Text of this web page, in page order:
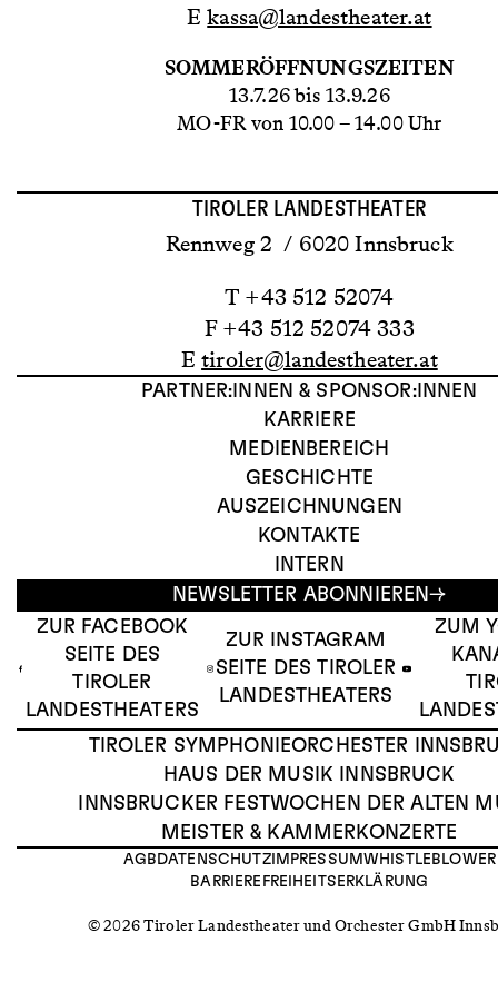
Ekassa@landestheater.at
SOMMERÖFFNUNGSZEITEN
13.7.26 bis 13.9.26
MO-FR von 10.00 – 14.00 Uhr
TIROLER LANDESTHEATER
Rennweg 2 / 6020 Innsbruck
T +43 512 52074
F +43 512 52074 333
Etiroler@landestheater.at
PARTNER:INNEN & SPONSOR:INNEN
KARRIERE
MEDIENBEREICH
GESCHICHTE
AUSZEICHNUNGEN
KONTAKTE
INTERN
NEWSLETTER ABONNIEREN
ZUR FACEBOOK
SEITE DES
TIROLER
LANDESTHEATERS
ZUR INSTAGRAM
SEITE DES TIROLER
LANDESTHEATERS
ZUM
TIROLER SYMPHONIEORCHESTER
HAUS DER MUSIK INNSBRUCK
INNSBRUCKER FESTWOCHEN DER ALTEN
MEISTER & KAMMERKONZERTE
AGB DATENSCHUTZIMPRESSUMWHISTLEBLOWER
BARRIEREFREIHEITSERKLÄRUNG
© 2026 Tiroler Landestheater und Orchester GmbH